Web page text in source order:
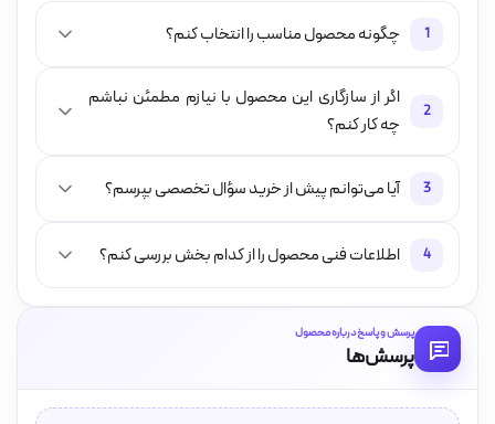
1 چگونه محصول مناسب را انتخاب کنم؟
2
اگر از سازگاری این محصول با نیازم مطمئن نباشم
چه کار کنم؟
3 آیا می‌توانم پیش از خرید سؤال تخصصی بپرسم؟
4 اطلاعات فنی محصول را از کدام بخش بررسی کنم؟
پرسش و پاسخ درباره محصول
پرسش‌ها